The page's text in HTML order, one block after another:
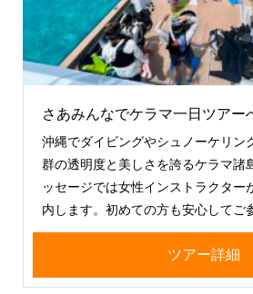
さあみんなでケラマ一日ツアー
沖縄でダイビングやシュノーケリン
群の透明度と美しさを誇るケラマ諸
ッセージでは女性インストラクター
内します。初めての方も安心してご
ツアー詳細